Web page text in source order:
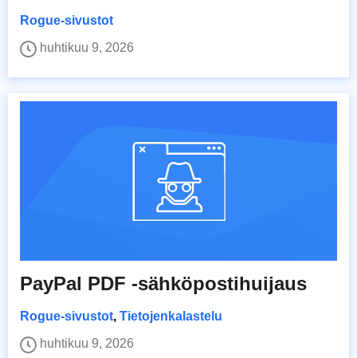
Rogue-sivustot
huhtikuu 9, 2026
PayPal PDF -sähköpostihuijaus
Rogue-sivustot, Tietojenkalastelu
huhtikuu 9, 2026